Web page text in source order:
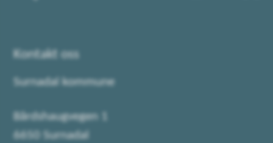
Kontakt oss
Surnadal kommune
Bårdshaugvegen 1
6650 Surnadal